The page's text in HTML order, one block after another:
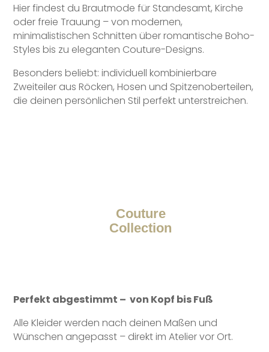
Hier findest du Brautmode für Standesamt, Kirche
oder freie Trauung – von modernen,
minimalistischen Schnitten über romantische Boho-
Styles bis zu eleganten Couture-Designs.
Besonders beliebt: individuell kombinierbare
Zweiteiler aus Röcken, Hosen und Spitzenoberteilen,
die deinen persönlichen Stil perfekt unterstreichen.
Couture
Collection
Perfekt abgestimmt – von Kopf bis Fuß
Alle Kleider werden nach deinen Maßen und
Wünschen angepasst – direkt im Atelier vor Ort.